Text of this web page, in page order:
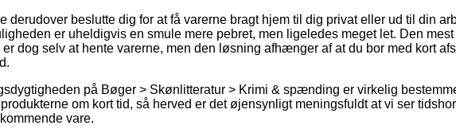
derudover beslutte dig for at få varerne bragt hjem til dig privat eller ud til din
er uheldigvis en smule mere pebret, men ligeledes meget let. Den
er dog selv at hente varerne, men den løsning afhænger af at du bor med kort
på Bøger > Skønlitteratur > Krimi & spænding er virkelig
om kort tid, så herved er det øjensynligt meningsfuldt at vi ser
vare.